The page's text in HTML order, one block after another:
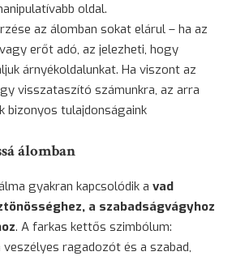
oldal.
az álomban sokat elárul – ha az
erőt adó, az jelezheti, hogy
árnyékoldalunkat. Ha viszont az
visszataszító számunkra, az arra
bizonyos tulajdonságaink
álomban
gyakran kapcsolódik a vad
a szabadságvágyhoz
. A farkas kettős szimbólum:
ragadozót és a szabad,